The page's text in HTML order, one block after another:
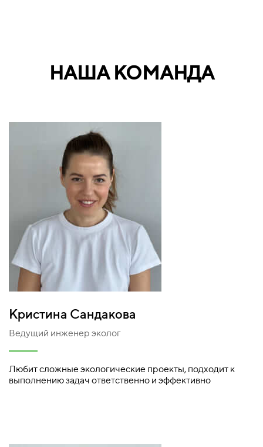
НАША КОМАНДА
Кристина Сандакова
Ведущий инженер эколог
Любит сложные экологические проекты, подходит к
выполнению задач ответственно и эффективно